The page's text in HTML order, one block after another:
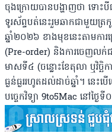
ចុងក្រោយបានបង្ហាញថា ទោះបី
ទូរស័ព្ទបត់នេះរួមឆាកជាមួយត្
ឆ្នាំ២០២៦ ខាងមុខនេះតាមកា
(Pre-order) និងការចេញលក់ជ
មាសទី៤ (ចន្លោះខែតុលា ឬវិច្ឆិក
ធ្ងន់ធ្ងររហូតដល់ដាច់ឆ្នាំ។ នេះ
បច្ចេកវិទ្យា 9to5Mac នៅថ្ងៃ